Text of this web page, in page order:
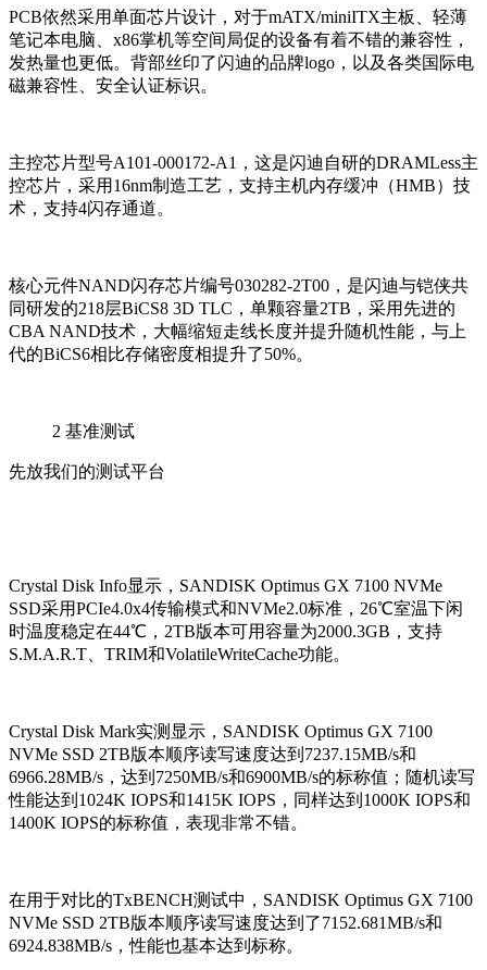
PCB依然采用单面芯片设计，对于mATX/miniITX主板、轻薄
笔记本电脑、x86掌机等空间局促的设备有着不错的兼容性，
发热量也更低。背部丝印了闪迪的品牌logo，以及各类国际电
磁兼容性、安全认证标识。
主控芯片型号A101-000172-A1，这是闪迪自研的DRAMLess主
控芯片，采用16nm制造工艺，支持主机内存缓冲（HMB）技
术，支持4闪存通道。
核心元件NAND闪存芯片编号030282-2T00，是闪迪与铠侠共
同研发的218层BiCS8 3D TLC，单颗容量2TB，采用先进的
CBA NAND技术，大幅缩短走线长度并提升随机性能，与上
代的BiCS6相比存储密度相提升了50%。
2 基准测试
先放我们的测试平台
Crystal Disk Info显示，SANDISK Optimus GX 7100 NVMe
SSD采用PCIe4.0x4传输模式和NVMe2.0标准，26℃室温下闲
时温度稳定在44℃，2TB版本可用容量为2000.3GB，支持
S.M.A.R.T、TRIM和VolatileWriteCache功能。
Crystal Disk Mark实测显示，SANDISK Optimus GX 7100
NVMe SSD 2TB版本顺序读写速度达到7237.15MB/s和
6966.28MB/s，达到7250MB/s和6900MB/s的标称值；随机读写
性能达到1024K IOPS和1415K IOPS，同样达到1000K IOPS和
1400K IOPS的标称值，表现非常不错。
在用于对比的TxBENCH测试中，SANDISK Optimus GX 7100
NVMe SSD 2TB版本顺序读写速度达到了7152.681MB/s和
6924.838MB/s，性能也基本达到标称。